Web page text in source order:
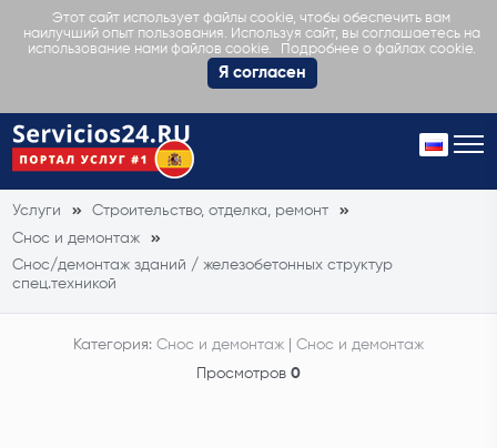
Этот сайт использует файлы cookie, чтобы обеспечить вам
наилучший опыт пользования. Используя сайт, вы соглашаетесь на
использование нами файлов cookie.
Подробнее о файлах cookie.
Я согласен
Услуги
Строительство, отделка, ремонт
Снос и демонтаж
Снос/демонтаж зданий / железобетонных структур
спец.техникой
Категория: Снос и демонтаж
Снос и демонтаж
Просмотров 0